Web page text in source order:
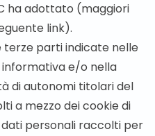
ha adottato (maggiori
link).
terze parti indicate nelle
e/o nella
di autonomi titolari del
a mezzo dei cookie di
personali raccolti per